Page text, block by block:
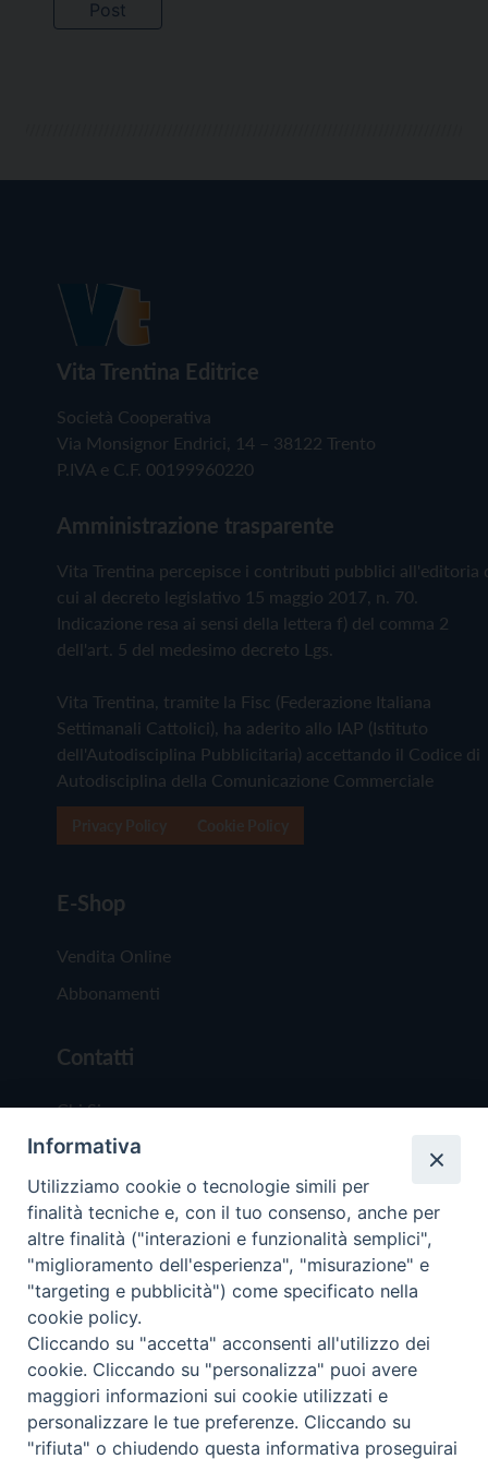
Vita Trentina Editrice
Società Cooperativa
Via Monsignor Endrici, 14 – 38122 Trento
P.IVA e C.F. 00199960220
Amministrazione trasparente
Vita Trentina percepisce i contributi pubblici all'editoria
cui al decreto legislativo 15 maggio 2017, n. 70.
Indicazione resa ai sensi della lettera f) del comma 2
dell'art. 5 del medesimo decreto Lgs.
Vita Trentina, tramite la Fisc (Federazione Italiana
Settimanali Cattolici), ha aderito allo IAP (Istituto
dell'Autodisciplina Pubblicitaria) accettando il Codice di
Autodisciplina della Comunicazione Commerciale
E-Shop
Vendita Online
Abbonamenti
Contatti
Chi Siamo
Redazione
Scrivici
Copyright © 2019 - Tutti i diritti riservati - Vita
Trentina Editrice
Privacy Policy
Torna
Informativa
Utilizziamo cookie o tecnologie simili per
finalità tecniche e, con il tuo consenso, anche per
altre finalità ("interazioni e funzionalità semplici",
"miglioramento dell'esperienza", "misurazione" e
"targeting e pubblicità") come specificato nella
cookie policy.
Cliccando su "accetta" acconsenti all'utilizzo dei
cookie. Cliccando su "personalizza" puoi avere
maggiori informazioni sui cookie utilizzati e
personalizzare le tue preferenze. Cliccando su
"rifiuta" o chiudendo questa informativa proseguirai